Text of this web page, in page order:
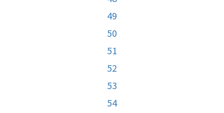
49
50
51
52
53
54